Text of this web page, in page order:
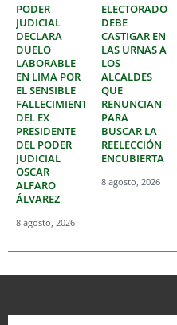
PODER
JUDICIAL
DECLARA
DUELO
LABORABLE
EN LIMA POR
EL SENSIBLE
FALLECIMIENTO
DEL EX
PRESIDENTE
DEL PODER
JUDICIAL
OSCAR
ALFARO
ÁLVAREZ
8 agosto, 2026
ELECTORADO
DEBE
CASTIGAR EN
LAS URNAS A
LOS
ALCALDES
QUE
RENUNCIAN
PARA
BUSCAR LA
REELECCIÓN
ENCUBIERTA
8 agosto, 2026